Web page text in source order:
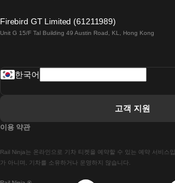
로마에서 나폴리 열차
마드리드-리스본 열차
Firebird GT Limited (61211989)
Unit G 15/F Tal Building 49 Austin Road, KL, Hong Kong
Rail Ninja는 온라인으로 기차 티켓을 예약할 수 있는 예약 서비스
가 아니며, 기차를 소유하거나 운영하지 않습니다.
한국어
고객 지원
이용 약관